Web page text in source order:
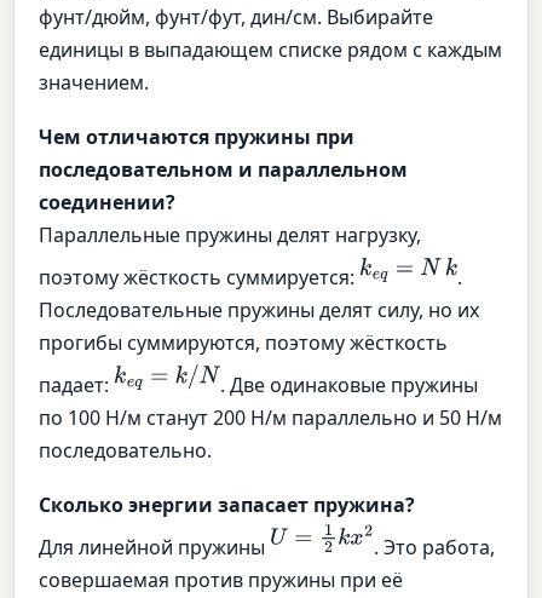
фунт/дюйм, фунт/фут, дин/см. Выбирайте
единицы в выпадающем списке рядом с каждым
значением.
Чем отличаются пружины при
последовательном и параллельном
соединении?
Параллельные пружины делят нагрузку,
поэтому жёсткость суммируется: keq =N k
.
Последовательные пружины делят силу, но их
прогибы суммируются, поэтому жёсткость
падает: keq =k /N
. Две одинаковые пружины
по 100 Н/м станут 200 Н/м параллельно и 50 Н/м
последовательно.
Сколько энергии запасает пружина?
Для линейной пружины U=12 kx2
. Это работа,
совершаемая против пружины при её